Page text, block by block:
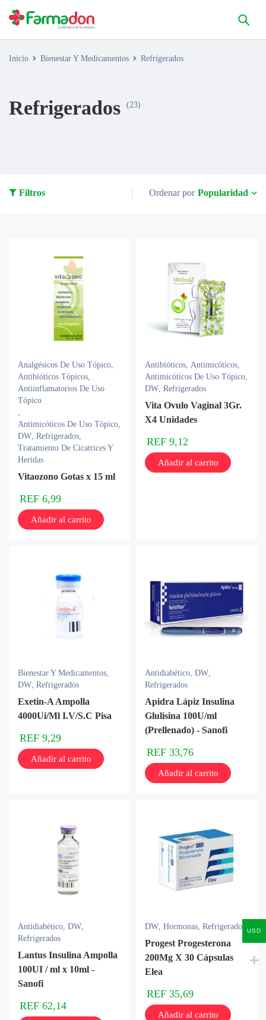
Inicio Bienestar Y Medicamentos Refrigerados
Refrigerados (23)
Filtros Ordenar por Popularidad
Analgésicos De Uso Tópico,
Antibióticos Tópicos,
Antiinflamatorios De Uso
Tópico
,
Antimicóticos De Uso Tópico,
DW, Refrigerados,
Tratamiento De Cicatrices Y
Heridas
Vitaozono Gotas x 15 ml
REF 6,99
Añadir al carrito
Antibióticos, Antimicóticos,
Antimicóticos De Uso Tópico,
DW, Refrigerados
Vita Ovulo Vaginal 3Gr.
X4 Unidades
REF 9,12
Añadir al carrito
Bienestar Y Medicamentos,
DW, Refrigerados
Exetin-A Ampolla
4000Ui/Ml I.V/S.C Pisa
REF 9,29
Añadir al carrito
Antidiabético, DW,
Refrigerados
Apidra Lápiz Insulina
Glulisina 100U/ml
(Prellenado) - Sanofi
REF 33,76
Añadir al carrito
Antidiabético, DW,
Refrigerados
Lantus Insulina Ampolla
100UI / ml x 10ml -
Sanofi
REF 62,14
DW, Hormonas, Refrigerados
Progest Progesterona
200Mg X 30 Cápsulas
Elea
REF 35,69
Añadir al carrito
USD